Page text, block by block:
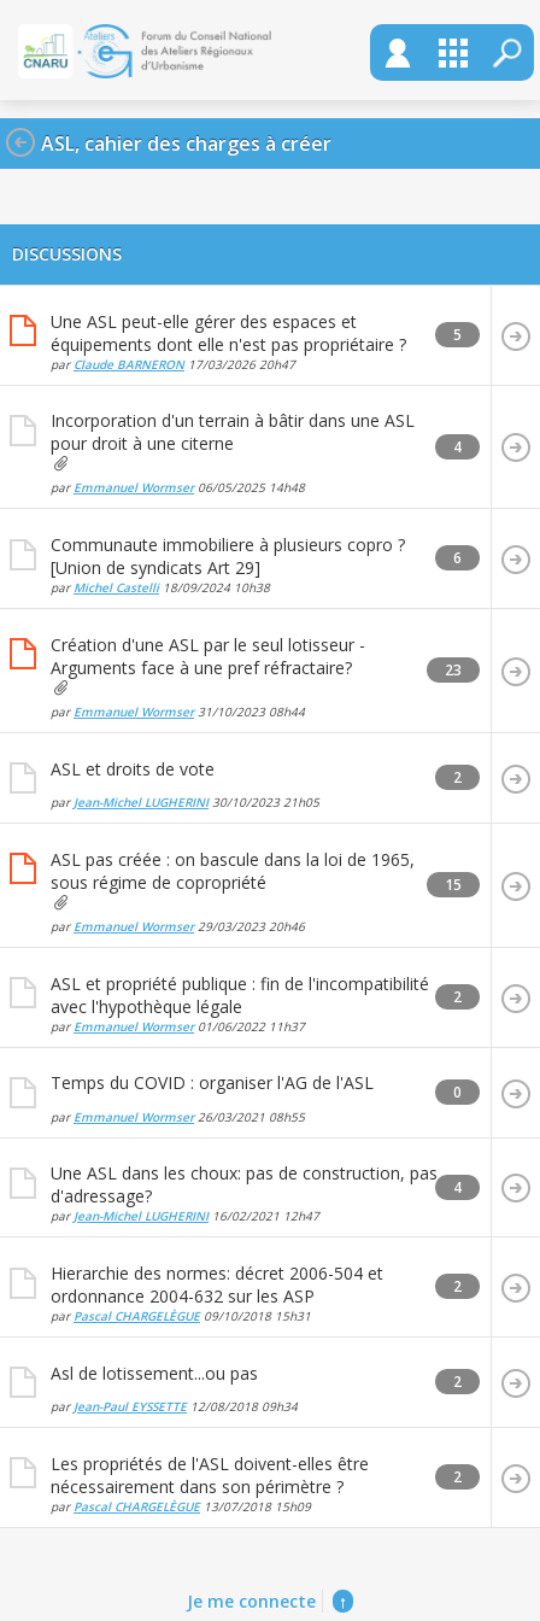
ASL, cahier des charges à créer
DISCUSSIONS
Une ASL peut-elle gérer des espaces et
équipements dont elle n'est pas propriétaire ?
par Claude BARNERON17/03/2026 20h47
5
Incorporation d'un terrain à bâtir dans une ASL
pour droit à une citerne
par Emmanuel Wormser06/05/2025 14h48
4
Communaute immobiliere à plusieurs copro ?
[Union de syndicats Art 29]
par Michel Castelli18/09/2024 10h38
6
Création d'une ASL par le seul lotisseur -
Arguments face à une pref réfractaire?
par Emmanuel Wormser31/10/2023 08h44
23
ASL et droits de vote
par Jean-Michel LUGHERINI30/10/202321h05
2
ASL pas créée : on bascule dans la loi de 1965,
sous régime de copropriété
par Emmanuel Wormser29/03/2023 20h46
15
ASL et propriété publique : fin de l'incompatibilité
avec l'hypothèque légale
par Emmanuel Wormser01/06/2022 11h37
2
Temps du COVID : organiser l'AG de l'ASL
par Emmanuel Wormser26/03/2021 08h55
0
Une ASL dans les choux: pas de construction, pas
d'adressage?
par Jean-Michel LUGHERINI16/02/2021 12h47
4
Hierarchie des normes: décret 2006-504 et
ordonnance 2004-632 sur les ASP
par Pascal CHARGELÈGUE09/10/2018 15h31
2
Asl de lotissement...ou pas
par Jean-Paul EYSSETTE12/08/2018 09h34
2
Les propriétés de l'ASL doivent-elles être
nécessairement dans son périmètre ?
par Pascal CHARGELÈGUE13/07/2018 15h09
2
Je me connecte ↑